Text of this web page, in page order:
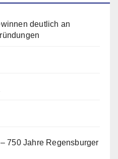
deutlich an
750 Jahre Regensburger